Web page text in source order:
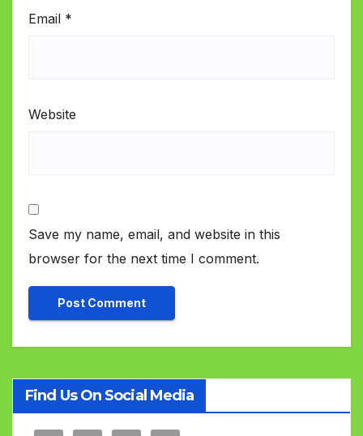
Email *
Website
Save my name, email, and website in this
browser for the next time I comment.
Find Us On Social Media